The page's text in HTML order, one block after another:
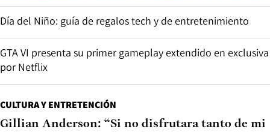
Día del Niño: guía de regalos tech y de entretenimiento
GTA VI presenta su primer gameplay extendido en exclusiva
por Netflix
CULTURA Y ENTRETENCIÓN
Gillian Anderson: “Si no disfrutara tanto de mi